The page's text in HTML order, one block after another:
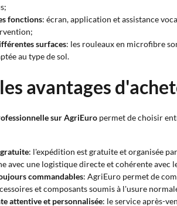
fonctions: écran, application et assistance
surfaces: les rouleaux en microfibre
au type de sol.
avantages
sur AgriEuro permet de choisir
: l'expédition est gratuite et organisée
avec une logistique directe et cohérente avec
commandables: AgriEuro permet de
et composants soumis à l'usure
attentive et personnalisée: le service après-